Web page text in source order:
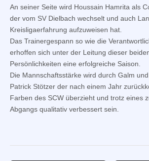
An seiner Seite wird Houssain Hamrita als
der vom SV Dielbach wechselt und auch
Kreisligaerfahrung aufzuweisen hat.
Das Trainergespann so wie die
erhoffen sich unter der Leitung dieser
Persönlichkeiten eine erfolgreiche Saison.
Die Mannschaftsstärke wird durch Galm
Patrick Stötzer der nach einem Jahr
Farben des SCW überzieht und trotz eines
Abgangs qualitativ verbessert sein.